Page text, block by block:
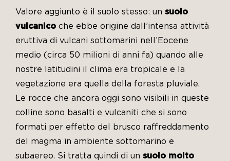
Valore aggiunto è il suolo stesso: un suolo
vulcanico che ebbe origine dall’intensa attività
eruttiva di vulcani sottomarini nell’Eocene
medio (circa 50 milioni di anni fa) quando alle
nostre latitudini il clima era tropicale e la
vegetazione era quella della foresta pluviale.
Le rocce che ancora oggi sono visibili in queste
colline sono basalti e vulcaniti che si sono
formati per effetto del brusco raffreddamento
del magma in ambiente sottomarino e
subaereo. Si tratta quindi di un suolo molto